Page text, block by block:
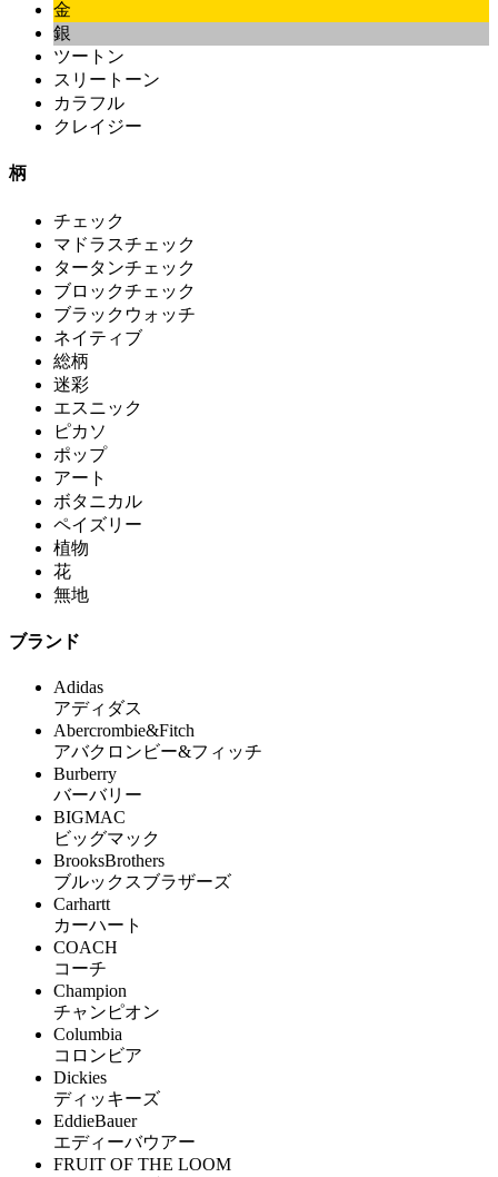
金
銀
ツートン
スリートーン
カラフル
クレイジー
柄
チェック
マドラスチェック
タータンチェック
ブロックチェック
ブラックウォッチ
ネイティブ
総柄
迷彩
エスニック
ピカソ
ポップ
アート
ボタニカル
ペイズリー
植物
花
無地
ブランド
Adidas
アディダス
Abercrombie&Fitch
アバクロンビー&フィッチ
Burberry
バーバリー
BIGMAC
ビッグマック
BrooksBrothers
ブルックスブラザーズ
Carhartt
カーハート
COACH
コーチ
Champion
チャンピオン
Columbia
コロンビア
Dickies
ディッキーズ
EddieBauer
エディーバウアー
FRUIT OF THE LOOM